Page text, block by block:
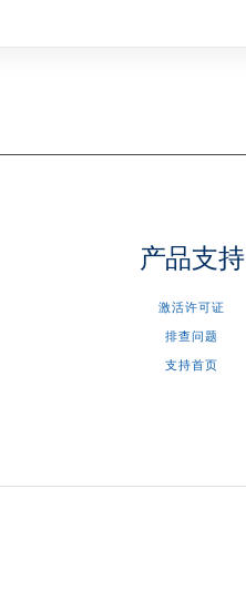
产品支持
激活许可证
排查问题
支持首页